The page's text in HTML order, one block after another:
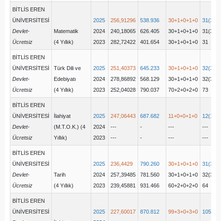
BİTLİS EREN
ÜNİVERSİTESİ
Devlet-
Ücretsiz
Matematik
(4 Yıllık)
2025
2024
2023
256,91296
240,18065
282,72422
538.936
626.405
401.654
30+1+0+1+0
30+1+0+1+0
30+1+0+1+0
31
BİTLİS EREN
ÜNİVERSİTESİ
Devlet-
Ücretsiz
Türk Dili ve
Edebiyatı
(4 Yıllık)
2025
2024
2023
251,40373
278,86892
252,04028
645.233
568.129
790.037
30+1+0+1+0
30+1+0+1+0
70+2+0+2+0
73
BİTLİS EREN
ÜNİVERSİTESİ
Devlet-
Ücretsiz
İlahiyat
(M.T.O.K.) (4
Yıllık)
2025
2024
2023
247,06443
---
---
687.682
-
-
11+0+0+1+0
---
---
---
---
BİTLİS EREN
ÜNİVERSİTESİ
Devlet-
Ücretsiz
Tarih
(4 Yıllık)
2025
2024
2023
236,4429
257,39485
239,45881
790.260
781.560
931.466
30+1+0+1+0
30+1+0+1+0
60+2+0+2+0
64
BİTLİS EREN
ÜNİVERSİTESİ
2025
227,60017
870.812
99+3+0+3+0